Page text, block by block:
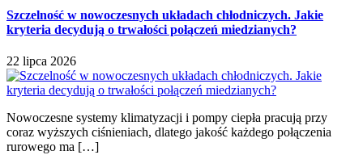
Szczelność w nowoczesnych układach chłodniczych. Jakie
kryteria decydują o trwałości połączeń miedzianych?
22 lipca 2026
Nowoczesne systemy klimatyzacji i pompy ciepła pracują przy
coraz wyższych ciśnieniach, dlatego jakość każdego połączenia
rurowego ma […]